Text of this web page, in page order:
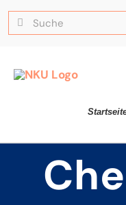
Zum
Inhalt
Suche